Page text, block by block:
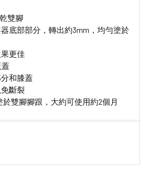
雙腳
底部部分，轉出約3mm，均勻塗於
更佳
和膝蓋
斷裂
於雙腳腳跟，大約可使用約2個月